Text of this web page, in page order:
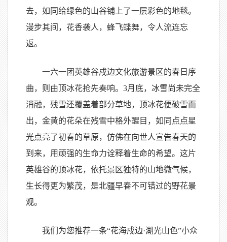
去，如同给绿色的山谷铺上了一层彩色的地毯。
漫步其间，花香袭人，蜂飞蝶舞，令人流连忘
返。
一六一团英雄谷戍边文化旅游景区的春日序
曲，则由顶冰花抢先奏响。3月底，冰雪尚未完全
消融，残雪还覆盖着部分草地，顶冰花便破雪而
出，金黄的花朵在残雪中格外醒目，如同点点星
光点亮了初春的草原，仿佛在向世人宣告春天的
到来，用顽强的生命力诠释着生命的希望。这片
英雄谷的顶冰花，依托景区独特的山地微气候，
生长得更为繁茂，是北疆早春不可错过的野花景
观。
我们为您推荐一条“花海戍边·湖光山色”小众